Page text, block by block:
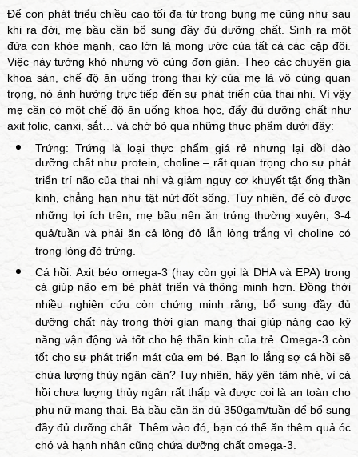
Để con phát triểu chiều cao tối đa từ trong bụng mẹ cũng như sau
khi ra đời, mẹ bầu cần bổ sung đầy đủ dưỡng chất. Sinh ra một
đứa con khỏe mạnh, cao lớn là mong ước của tất cả các cặp đôi.
Việc này tưởng khó nhưng vô cùng đơn giản. Theo các chuyên gia
khoa sản, chế độ ăn uống trong thai kỳ của mẹ là vô cùng quan
trọng, nó ảnh hưởng trực tiếp đến sự phát triển của thai nhi. Vì vậy
mẹ cần có một chế độ ăn uống khoa học, đẩy đủ dưỡng chất như
axit folic, canxi, sắt… và chớ bỏ qua những thực phẩm dưới đây:
Trứng: Trứng là loại thực phẩm giá rẻ nhưng lại dồi dào
dưỡng chất như protein, choline – rất quan trọng cho sự phát
triển trí não của thai nhi và giảm nguy cơ khuyết tật ống thần
kinh, chẳng hạn như tật nứt đốt sống. Tuy nhiên, để có được
những lợi ích trên, mẹ bầu nên ăn trứng thường xuyên, 3-4
quả/tuần và phải ăn cả lòng đỏ lẫn lòng trắng vì choline có
trong lòng đỏ trứng.
Cá hồi: Axit béo omega-3 (hay còn gọi là DHA và EPA) trong
cá giúp não em bé phát triển và thông minh hơn. Đồng thời
nhiều nghiên cứu còn chứng minh rằng, bổ sung đầy đủ
dưỡng chất này trong thời gian mang thai giúp nâng cao kỹ
năng vận động và tốt cho hệ thần kinh của trẻ. Omega-3 còn
tốt cho sự phát triển mát của em bé. Bạn lo lắng sợ cá hồi sẽ
chứa lượng thủy ngân cân? Tuy nhiên, hãy yên tâm nhé, vì cá
hồi chưa lượng thủy ngân rất thấp và được coi là an toàn cho
phụ nữ mang thai. Bà bầu cần ăn đủ 350gam/tuần để bổ sung
đầy đủ dưỡng chất. Thêm vào đó, bạn có thể ăn thêm quả óc
chó và hạnh nhân cũng chứa dưỡng chất omega-3.